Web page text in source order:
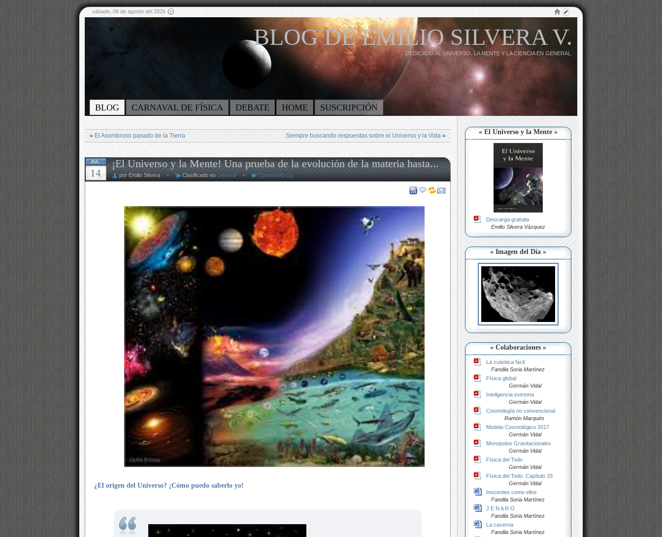
sábado, 08 de agosto del 2026
BLOG DE EMILIO SILVERA V.
DEDICADO AL UNIVERSO, LA MENTE Y LA CIENCIA EN GENERAL.
BLOG CARNAVAL DE FÍSICA DEBATE HOME SUSCRIPCIÓN
« El Universo y la Mente »
Descarga gratuita
Emilio Silvera Vázquez
« Imagen del Día »
« Colaboraciones »
La cuántica fácil
Fandila Soria Martínez
Física global
Germán Vidal
Inteligencia extrema
Germán Vidal
Cosmología no convencional
Ramón Marqués
Modelo Cosmológico 2017
Germán Vidal
Monopolos Gravitacionales
Germán Vidal
Física del Todo
Germán Vidal
Física del Todo. Capítulo 33
Germán Vidal
Inocentes como ellos
Fandila Soria Martínez
J E N A R O
Fandila Soria Martínez
La caverna
Fandila Soria Martínez
« El Asombroso pasado de la Tierra Siempre buscando respuestas sobre el Universo y la Vida »
JUL
14
¡El Universo y la Mente! Una prueba de la evolución de la materia hasta...
por Emilio Silvera ~ Clasificado en General ~ Comments (1)
¿El origen del Universo? ¡Cómo puedo saberlo yo!